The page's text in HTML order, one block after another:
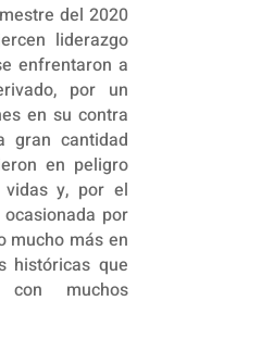
del 2020
liderazgo
enfrentaron a
por un
en su contra
gran cantidad
en peligro
y, por el
por
mucho más en
históricas que
muchos